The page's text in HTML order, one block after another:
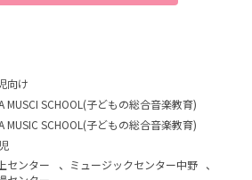
向け
MUSCI SCHOOL(子どもの総合音楽教育)
MUSIC SCHOOL(子どもの総合音楽教育)
センター 、 ミュージックセンター中野
、